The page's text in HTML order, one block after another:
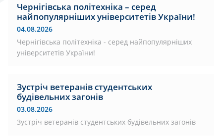
Чернігівська політехніка – серед
найпопулярніших університетів України!
04.08.2026
Чернігівська політехніка - серед найпопулярніших
університетів України!
Зустріч ветеранів студентських
будівельних загонів
03.08.2026
Зустріч ветеранів студентських будівельних загонів